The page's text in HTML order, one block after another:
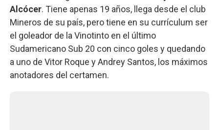
Alcócer. Tiene apenas 19 años, llega desde el club
Mineros de su país, pero tiene en su currículum ser
el goleador de la Vinotinto en el último
Sudamericano Sub 20 con cinco goles y quedando
a uno de Vitor Roque y Andrey Santos, los máximos
anotadores del certamen.